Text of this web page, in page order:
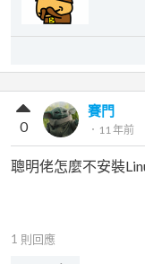
賽門
． 11 年前
0
聰明佬怎麼不安裝
1 則回應